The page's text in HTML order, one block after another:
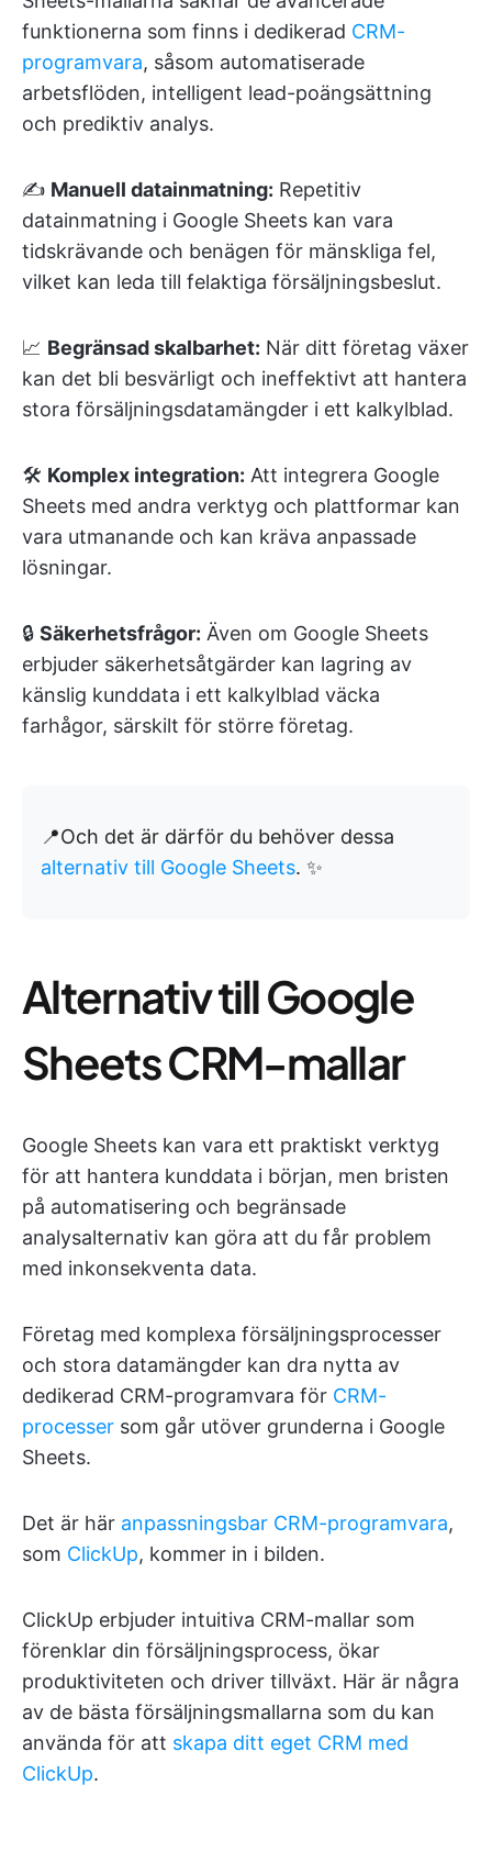
funktionerna som finns i dedikerad CRM-
programvara, såsom automatiserade
arbetsflöden, intelligent lead-poängsättning
och prediktiv analys.
✍️ Manuell datainmatning: Repetitiv
datainmatning i Google Sheets kan vara
tidskrävande och benägen för mänskliga fel,
vilket kan leda till felaktiga försäljningsbeslut.
📈 Begränsad skalbarhet: När ditt företag växer
kan det bli besvärligt och ineffektivt att hantera
stora försäljningsdatamängder i ett kalkylblad.
🛠️ Komplex integration: Att integrera Google
Sheets med andra verktyg och plattformar kan
vara utmanande och kan kräva anpassade
lösningar.
🔒 Säkerhetsfrågor: Även om Google Sheets
erbjuder säkerhetsåtgärder kan lagring av
känslig kunddata i ett kalkylblad väcka
farhågor, särskilt för större företag.
📍Och det är därför du behöver dessa
alternativ till Google Sheets. ✨
Alternativ till Google
Sheets CRM-mallar
Google Sheets kan vara ett praktiskt verktyg
för att hantera kunddata i början, men bristen
på automatisering och begränsade
analysalternativ kan göra att du får problem
med inkonsekventa data.
Företag med komplexa försäljningsprocesser
och stora datamängder kan dra nytta av
dedikerad CRM-programvara för CRM-
processer som går utöver grunderna i Google
Sheets.
Det är här anpassningsbar CRM-programvara,
som ClickUp, kommer in i bilden.
ClickUp erbjuder intuitiva CRM-mallar som
förenklar din försäljningsprocess, ökar
produktiviteten och driver tillväxt. Här är några
av de bästa försäljningsmallarna som du kan
använda för att skapa ditt eget CRM med
ClickUp.